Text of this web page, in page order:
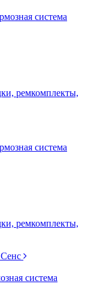
система
ремкомплекты,
система
ремкомплекты,
система